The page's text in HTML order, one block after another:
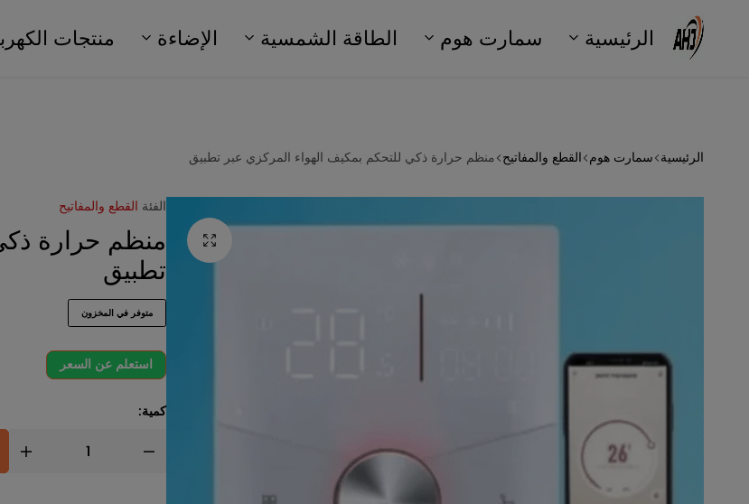
Company
الجبعان
أنظمة
الشمسية،
الإضاءة
الرئيسية سمارت هوم الطاقة الشمسية الإضاءة منتجات
الرئيسية سمارت هوم القطع والمفاتيح منظم حرارة ذكي للتحكم بمكيف الهواء المركزي عبر تطبيق
الفئة القطع والمفاتيح
منظم حرارة
تطبيق
متوفر في المخزون
استعلم عن السعر
كمية: